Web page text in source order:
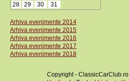
28
29 30 31
Arhiva evenimente 2014
Arhiva evenimente 2015
Arhiva evenimente 2016
Arhiva evenimente 2017
Arhiva evenimente 2018
Copyright - ClassicCarClub.ro